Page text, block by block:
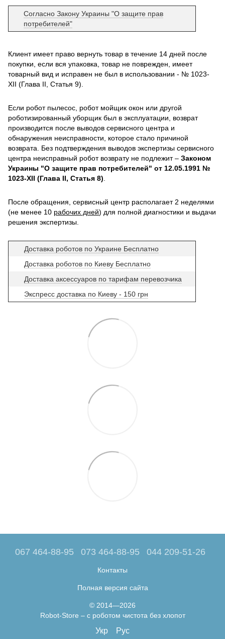
Согласно Закону Украины "О защите прав
потребителей"
Клиент имеет право вернуть товар в течение 14 дней после
покупки, если вся упаковка, товар не поврежден, имеет
товарный вид и исправен не был в использовании - № 1023-
XII (Глава II, Статья 9).
Если робот пылесос, робот мойщик окон или другой
роботизированный уборщик был в эксплуатации, возврат
производится после выводов сервисного центра и
обнаружения неисправности, которое стало причиной
возврата. Без подтверждения выводов экспертизы сервисного
центра неисправный робот возврату не подлежит – Законом
Украины "О защите прав потребителей" от 12.05.1991 №
1023-XII (Глава II, Статья 8)
После обращения, сервисный центр располагает 2 неделями
(не менее 10 рабочих дней) для полной диагностики и выдачи
решения экспертизы.
Доставка роботов по Украине Бесплатно
Доставка роботов по Киеву Бесплатно
Доставка аксессуаров по тарифам перевозчика
Экспресс доставка по Киеву - 150 грн
067 464-88-95 073 464-88-95 044 209-51-26
Контакты
Полная версия сайта
© 2014—2026
Robot-Store – с роботом чистота без хлопот
Укр Рус